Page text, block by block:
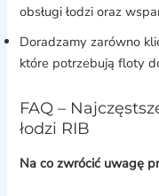
obsługi łodzi oraz
Doradzamy zarówno
które potrzebują floty
FAQ –
łodzi RIB
Na co zwrócić uwagę